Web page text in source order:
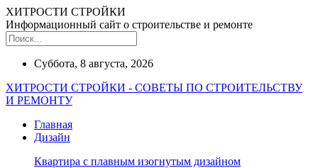
ХИТРОСТИ СТРОЙКИ
Информационный сайт о строительстве и ремонте
Суббота, 8 августа, 2026
ХИТРОСТИ СТРОЙКИ - СОВЕТЫ ПО СТРОИТЕЛЬСТВУ
И РЕМОНТУ
Главная
Дизайн
Квартира с плавным изогнутым дизайном